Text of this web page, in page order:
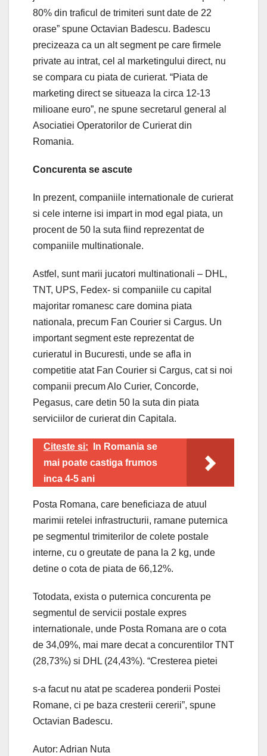
80% din traficul de trimiteri sunt date de 22
orase” spune Octavian Badescu. Badescu
precizeaza ca un alt segment pe care firmele
private au intrat, cel al marketingului direct, nu
se compara cu piata de curierat. “Piata de
marketing direct se situeaza la circa 12-13
milioane euro”, ne spune secretarul general al
Asociatiei Operatorilor de Curierat din
Romania.
Concurenta se ascute
In prezent, companiile internationale de curierat
si cele interne isi impart in mod egal piata, un
procent de 50 la suta fiind reprezentat de
companiile multinationale.
Astfel, sunt marii jucatori multinationali – DHL,
TNT, UPS, Fedex- si companiile cu capital
majoritar romanesc care domina piata
nationala, precum Fan Courier si Cargus. Un
important segment este reprezentat de
curieratul in Bucuresti, unde se afla in
competitie atat Fan Courier si Cargus, cat si noi
companii precum Alo Curier, Concorde,
Pegasus, care detin 50 la suta din piata
serviciilor de curierat din Capitala.
Citeste si:
In Romania se
mai poate castiga frumos
inca 4-5 ani
Posta Romana, care beneficiaza de atuul
marimii retelei infrastructurii, ramane puternica
pe segmentul trimiterilor de colete postale
interne, cu o greutate de pana la 2 kg, unde
detine o cota de piata de 66,12%.
Totodata, exista o puternica concurenta pe
segmentul de servicii postale expres
internationale, unde Posta Romana are o cota
de 34,09%, mai mare decat a concurentilor TNT
(28,73%) si DHL (24,43%). “Cresterea pietei
s-a facut nu atat pe scaderea ponderii Postei
Romane, ci pe baza cresterii cererii”, spune
Octavian Badescu.
Autor: Adrian Nuta